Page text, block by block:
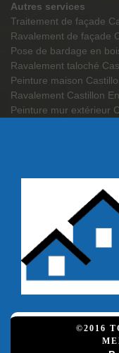
Autres services
Traitement de façade
Ravalement de façade
Pose de bardage en
Ravalement taloché
Peinture maison
Ravalement Castillon
Peinture mur extérieur
©2016